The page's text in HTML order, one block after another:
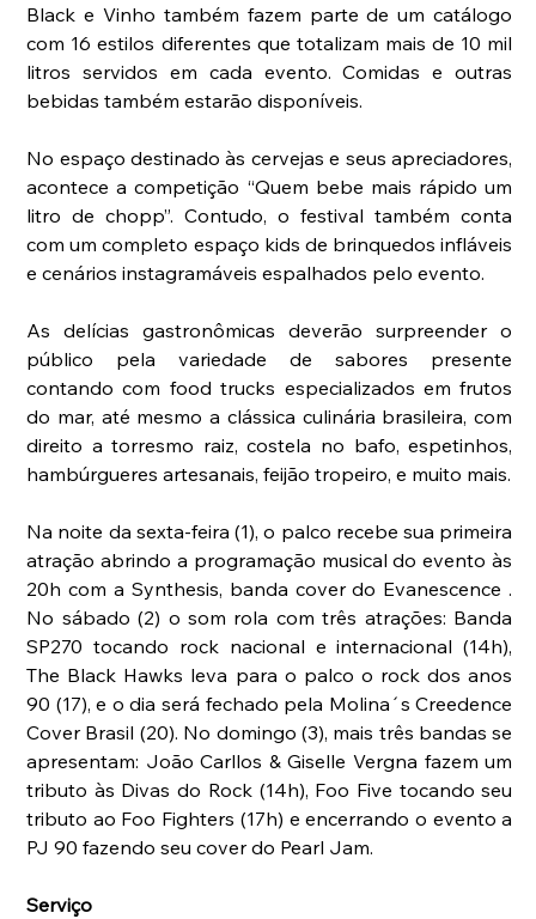
Black e Vinho também fazem parte de um catálogo
com 16 estilos diferentes que totalizam mais de 10 mil
litros servidos em cada evento. Comidas e outras
bebidas também estarão disponíveis.
No espaço destinado às cervejas e seus apreciadores,
acontece a competição “Quem bebe mais rápido um
litro de chopp”. Contudo, o festival também conta
com um completo espaço kids de brinquedos infláveis
e cenários instagramáveis espalhados pelo evento.
As delícias gastronômicas deverão surpreender o
público pela variedade de sabores presente
contando com food trucks especializados em frutos
do mar, até mesmo a clássica culinária brasileira, com
direito a torresmo raiz, costela no bafo, espetinhos,
hambúrgueres artesanais, feijão tropeiro, e muito mais.
Na noite da sexta-feira (1), o palco recebe sua primeira
atração abrindo a programação musical do evento às
20h com a Synthesis, banda cover do Evanescence .
No sábado (2) o som rola com três atrações: Banda
SP270 tocando rock nacional e internacional (14h),
The Black Hawks leva para o palco o rock dos anos
90 (17), e o dia será fechado pela Molina´s Creedence
Cover Brasil (20). No domingo (3), mais três bandas se
apresentam: João Carllos & Giselle Vergna fazem um
tributo às Divas do Rock (14h), Foo Five tocando seu
tributo ao Foo Fighters (17h) e encerrando o evento a
PJ 90 fazendo seu cover do Pearl Jam.
Serviço